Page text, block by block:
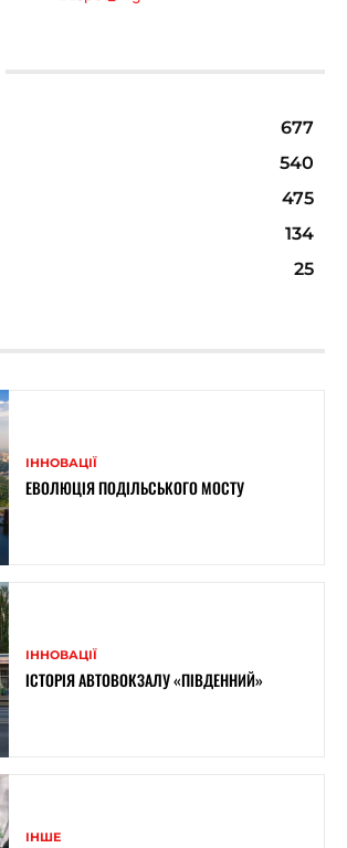
677
540
475
134
25
ІННОВАЦІЇ
ЕВОЛЮЦІЯ ПОДІЛЬСЬКОГО МОСТУ
ІННОВАЦІЇ
ІСТОРІЯ АВТОВОКЗАЛУ «ПІВДЕННИЙ»
ІНШЕ